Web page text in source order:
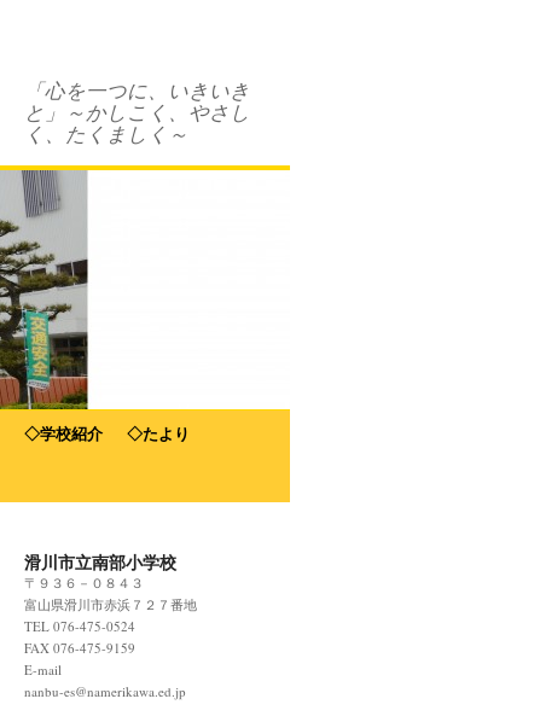
「心を一つに、いきいき
と」～かしこく、やさし
く、たくましく～
◇学校紹介
◇たより
滑川市立南部小学校
〒９３６－０８４３
富山県滑川市赤浜７２７番地
TEL 076-475-0524
FAX 076-475-9159
E-mail
nanbu-es@namerikawa.ed.jp